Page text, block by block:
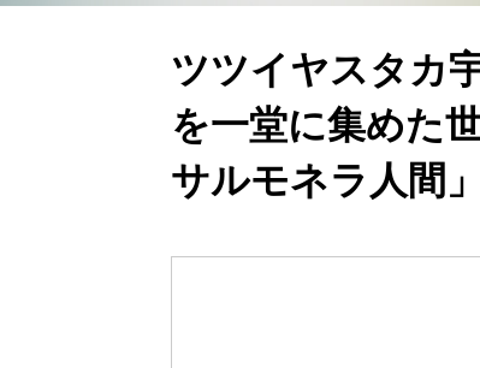
ツツイヤスタカ
を一堂に集めた
サルモネラ人間